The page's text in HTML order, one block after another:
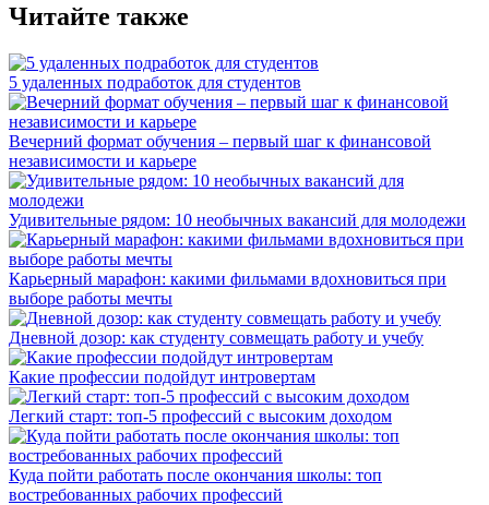
Читайте также
5 удаленных подработок для студентов
Вечерний формат обучения – первый шаг к финансовой
независимости и карьере
Удивительные рядом: 10 необычных вакансий для молодежи
Карьерный марафон: какими фильмами вдохновиться при
выборе работы мечты
Дневной дозор: как студенту совмещать работу и учебу
Какие профессии подойдут интровертам
Легкий старт: топ-5 профессий с высоким доходом
Куда пойти работать после окончания школы: топ
востребованных рабочих профессий